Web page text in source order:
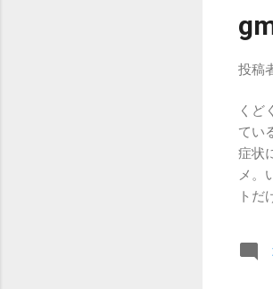
も
らす
余
を
れ
タッ
線で
出来
投稿
くど
てい
症状
メ。
トだ
に規
です